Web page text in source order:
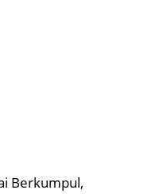
Berkumpul,